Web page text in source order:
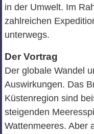
in der Umwelt. Im
zahlreichen
unterwegs.
Der Vortrag
Der globale Wandel
Auswirkungen. Das
Küstenregion sind
steigenden
Wattenmeeres. Aber